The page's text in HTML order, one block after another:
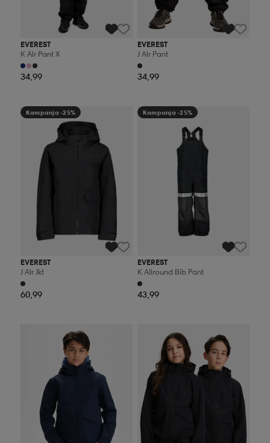
EVEREST
K Alr Pant X
34,99
EVEREST
J Alr Pant
34,99
Kampanja -25%
EVEREST
J Alr Jkt
60,99
Kampanja -25%
EVEREST
K Allround Bib Pant
43,99
Kampanja -25%